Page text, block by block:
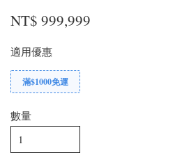
NT$ 999,999
適用優惠
滿$1000免運
數量